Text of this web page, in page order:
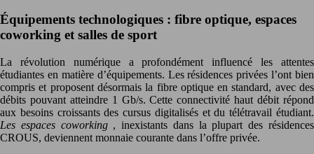
Équipements technologiques : fibre optique, espaces
coworking et salles de sport
La révolution numérique a profondément influencé les attentes
étudiantes en matière d’équipements. Les résidences privées l’ont bien
compris et proposent désormais la fibre optique en standard, avec des
débits pouvant atteindre 1 Gb/s. Cette connectivité haut débit répond
aux besoins croissants des cursus digitalisés et du télétravail étudiant.
Les espaces coworking , inexistants dans la plupart des résidences
CROUS, deviennent monnaie courante dans l’offre privée.